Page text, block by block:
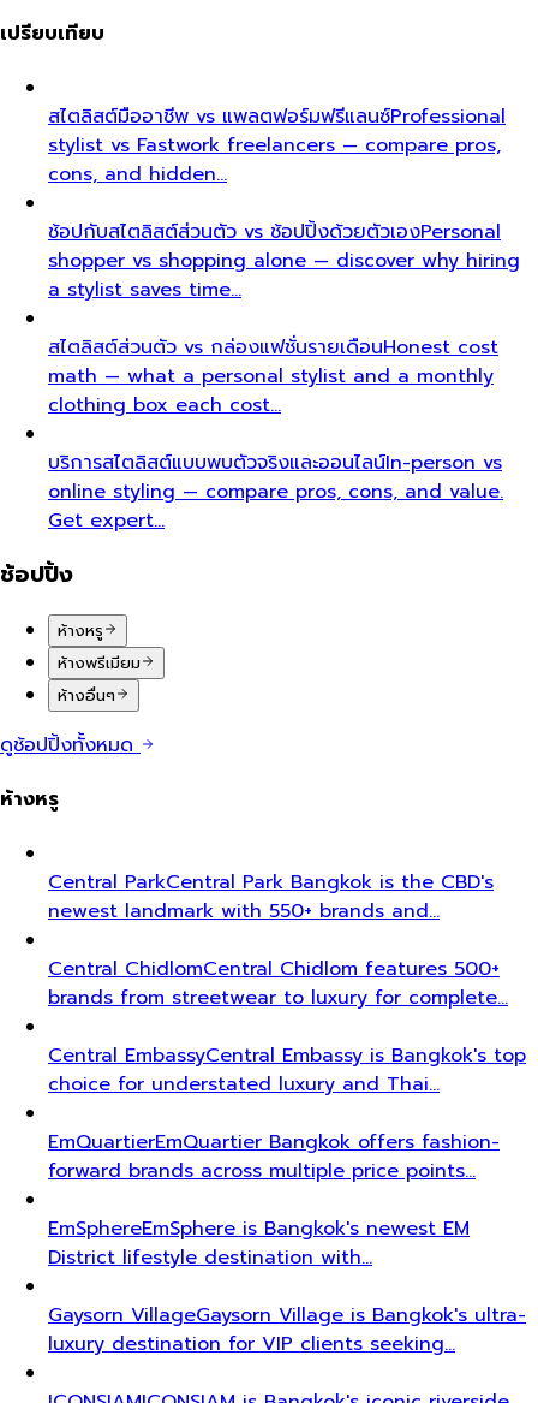
เปรียบเทียบ
สไตลิสต์มืออาชีพ vs แพลตฟอร์มฟรีแลนซ์Professional
stylist vs Fastwork freelancers — compare pros,
cons, and hidden…
ช้อปกับสไตลิสต์ส่วนตัว vs ช้อปปิ้งด้วยตัวเองPersonal
shopper vs shopping alone — discover why hiring
a stylist saves time…
สไตลิสต์ส่วนตัว vs กล่องแฟชั่นรายเดือนHonest cost
math — what a personal stylist and a monthly
clothing box each cost…
บริการสไตลิสต์แบบพบตัวจริงและออนไลน์In-person vs
online styling — compare pros, cons, and value.
Get expert…
ช้อปปิ้ง
ห้างหรู
ห้างพรีเมียม
ห้างอื่นๆ
ดูช้อปปิ้งทั้งหมด
ห้างหรู
Central ParkCentral Park Bangkok is the CBD's
newest landmark with 550+ brands and…
Central ChidlomCentral Chidlom features 500+
brands from streetwear to luxury for complete…
Central EmbassyCentral Embassy is Bangkok's top
choice for understated luxury and Thai…
EmQuartierEmQuartier Bangkok offers fashion-
forward brands across multiple price points…
EmSphereEmSphere is Bangkok's newest EM
District lifestyle destination with…
Gaysorn VillageGaysorn Village is Bangkok's ultra-
luxury destination for VIP clients seeking…